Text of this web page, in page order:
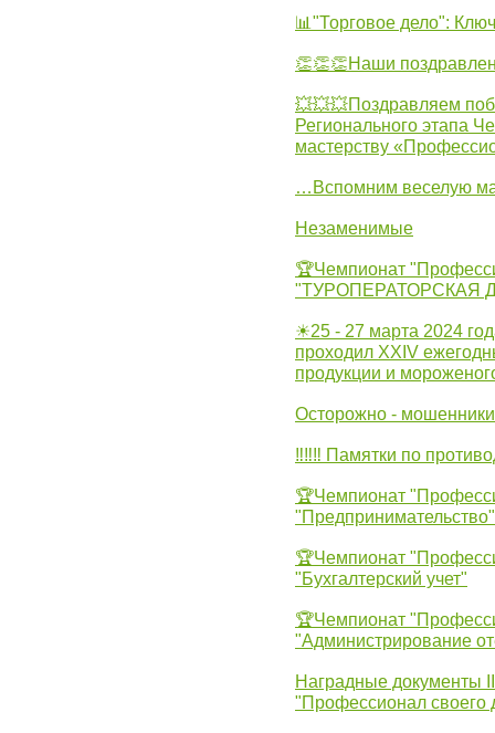
📊"Торговое дело":
👏👏👏Наши
💥💥💥Поздравляем
Регионального этапа
мастерству
…Вспомним веселую
Незаменимые
🏆Чемпионат
"ТУРОПЕРАТОРСКАЯ
☀25 - 27 марта 2024
проходил XXIV
продукции и
Осторожно -
‼‼‼ Памятки по
🏆Чемпионат
"Предпринимательство"
🏆Чемпионат
"Бухгалтерский учет"
🏆Чемпионат
"Администрирование
Наградные документы
"Профессионал своего